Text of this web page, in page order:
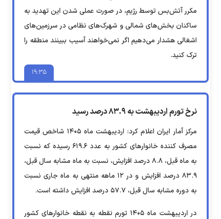
۱۹:۳۵
مکرر آتش‌بس توسط رژیم، در صورت عملی شدن این تهدید به
ساکنان بخش‌های شمالی و شهرک‌های نظامی در سرزمین‌های
اشغالی هشدار می‌دهیم اگر نمی‌خواهند آسیب ببینند منطقه را
ترک کنید.
نرخ تورم اردیبهشت به ۸۳.۹ درصد رسید
مرکز آمار ایران اعلام کرد: اردیبهشت ماه ۱۴۰۵ شاخص قیمت
مصرف کننده خانوار‌های کشور به عدد ۶۱۹.۶ رسیده که نسبت
به ماه قبل، ۸.۸ درصد افزایش، نسبت به ماه مشابه سال قبل،
۸۳.۹ درصد افزایش و در ۱۲ ماهه منتهی به ماه جاری نسبت
به دوره مشابه سال قبل، ۵۷.۷ درصد افزایش داشته است.
در اردیبهشت ماه ۱۴۰۵ تورم نقطه به نقطه خانوار‌های کشور